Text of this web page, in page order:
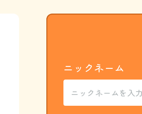
ニックネーム